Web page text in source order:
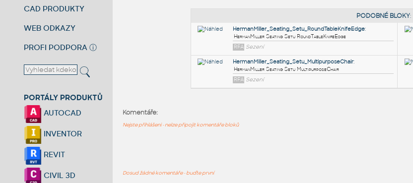
CAD PRODUKTY
WEB ODKAZY
PROFI PODPORA ⓘ
PORTÁLY PRODUKTŮ
AUTOCAD
INVENTOR
REVIT
CIVIL 3D
Komentáře:
Nejste přihlášeni - nelze připojit komentáře bloků
Dosud žádné komentáře - buďte první